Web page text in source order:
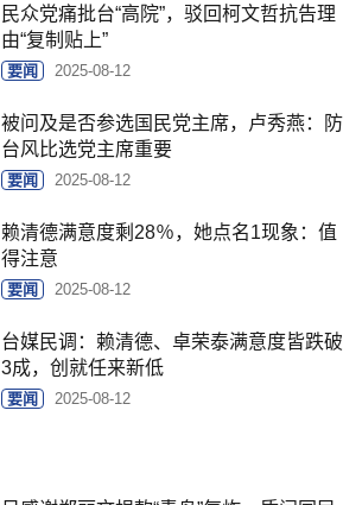
民众党痛批台“高院”，驳回柯文哲抗告理
由“复制贴上”
要闻 2025-08-12
被问及是否参选国民党主席，卢秀燕：防
台风比选党主席重要
要闻 2025-08-12
赖清德满意度剩28％，她点名1现象：值
得注意
要闻 2025-08-12
台媒民调：赖清德、卓荣泰满意度皆跌破
3成，创就任来新低
要闻 2025-08-12